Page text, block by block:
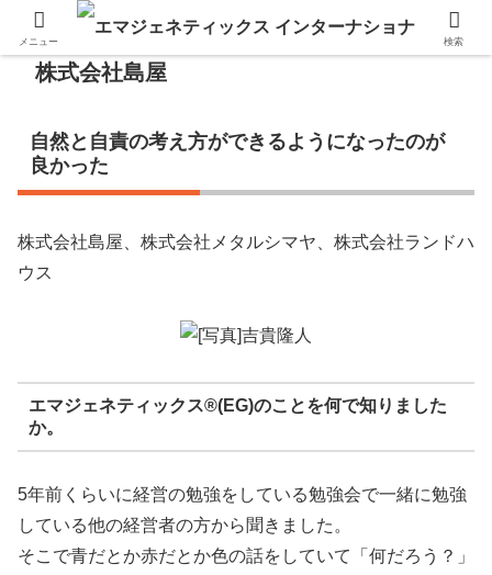
株式会社島屋
自然と自責の考え方ができるようになったのが
良かった
株式会社島屋、株式会社メタルシマヤ、株式会社ランドハ
ウス
エマジェネティックス®(EG)のことを何で知りました
か。
5年前くらいに経営の勉強をしている勉強会で一緒に勉強
している他の経営者の方から聞きました。
そこで青だとか赤だとか色の話をしていて「何だろう？」
メニュー 検索